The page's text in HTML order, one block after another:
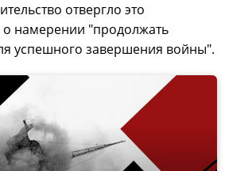
отвергло это
о намерении "продолжать
успешного завершения войны".